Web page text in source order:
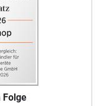
Folge